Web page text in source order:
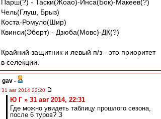
Парш(?) - Таски(Жоао)-Инса(Бок)-Макеев(?)
Чель(Глуш, Брыз)
Коста-Ромуло(Шир)
Квинси(Эберт) - Дзюба(Мовс)-ДК(?)
Крайний защитник и левый п/з - это приоритет
в селекции.
gav -
31 авг 2014 22:20
Ю Г » 31 авг 2014, 22:31
Где можно увидеть таблицу прошлого сезона,
после 6 туров? З